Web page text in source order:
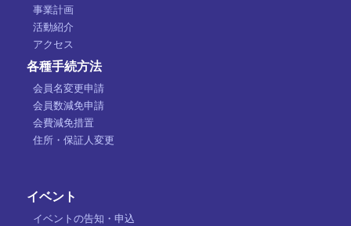
事業計画
活動紹介
アクセス
各種手続方法
会員名変更申請
会員数減免申請
会費減免措置
住所・保証人変更
イベント
イベントの告知・申込